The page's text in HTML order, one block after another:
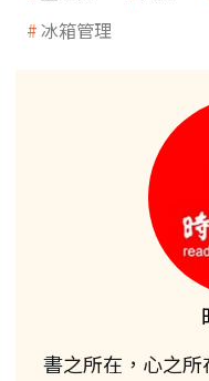
冰箱管理
書之所在，心之